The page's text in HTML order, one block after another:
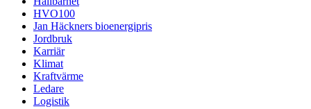
HVO100
Jan Häckners bioenergipris
Jordbruk
Karriär
Klimat
Kraftvärme
Ledare
Logistik